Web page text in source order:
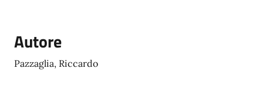
Autore
Pazzaglia, Riccardo